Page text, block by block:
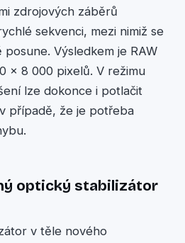
zdrojových záběrů
sekvenci, mezi nimiž se
Výsledkem je RAW
x 8 000 pixelů. V režimu
lze dokonce i potlačit
případě, že je potřeba
optický stabilizátor
v těle nového